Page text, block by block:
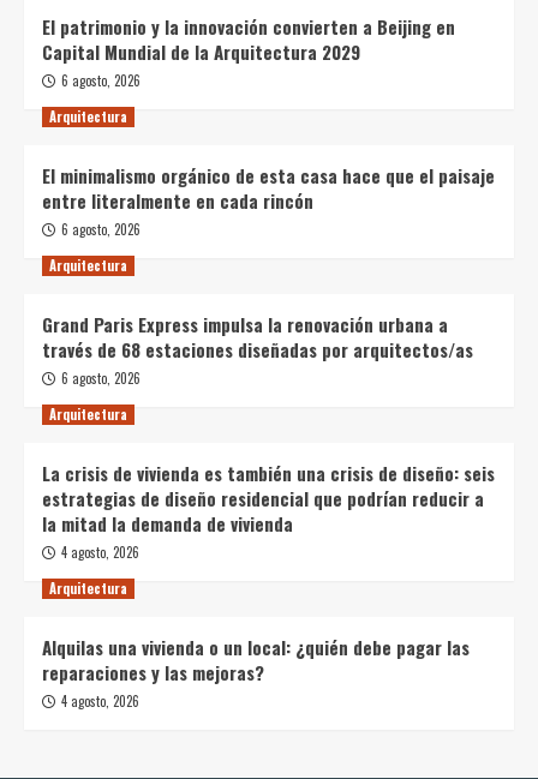
El patrimonio y la innovación convierten a Beijing en
Capital Mundial de la Arquitectura 2029
6 agosto, 2026
Arquitectura
El minimalismo orgánico de esta casa hace que el paisaje
entre literalmente en cada rincón
6 agosto, 2026
Arquitectura
Grand Paris Express impulsa la renovación urbana a
través de 68 estaciones diseñadas por arquitectos/as
6 agosto, 2026
Arquitectura
La crisis de vivienda es también una crisis de diseño: seis
estrategias de diseño residencial que podrían reducir a
la mitad la demanda de vivienda
4 agosto, 2026
Arquitectura
Alquilas una vivienda o un local: ¿quién debe pagar las
reparaciones y las mejoras?
4 agosto, 2026